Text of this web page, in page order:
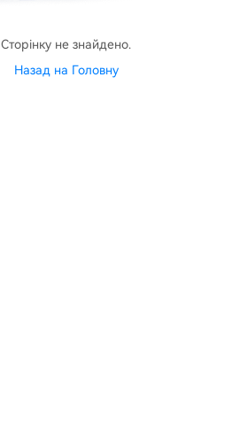
Сторінку не знайдено.
Назад на Головну